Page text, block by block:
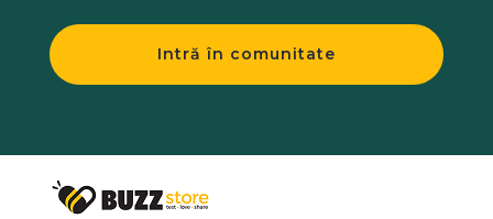
Intră în comunitate